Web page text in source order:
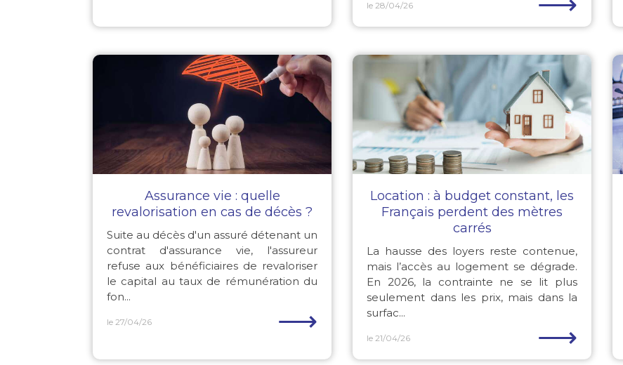
le 28/04/26
Assurance vie : quelle
revalorisation en cas de décès ?
Suite au décès d'un assuré détenant un
contrat d'assurance vie, l'assureur
refuse aux bénéficiaires de revaloriser
le capital au taux de rémunération du
fon...
le 27/04/26 ⟶
Location : à budget constant, les
Français perdent des mètres
carrés
La hausse des loyers reste contenue,
mais l’accès au logement se dégrade.
En 2026, la contrainte ne se lit plus
seulement dans les prix, mais dans la
surfac...
le 21/04/26 ⟶